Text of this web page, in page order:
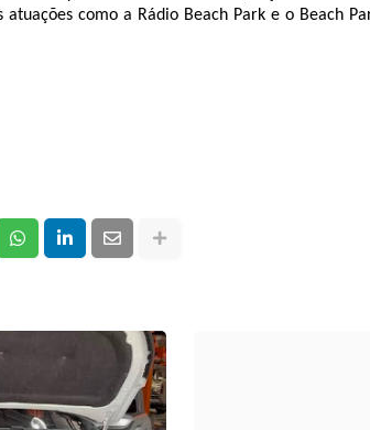
como a Rádio Beach Park e o Beach